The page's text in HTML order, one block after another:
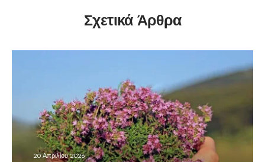
Σχετικά Άρθρα
20 Απριλίου 2026